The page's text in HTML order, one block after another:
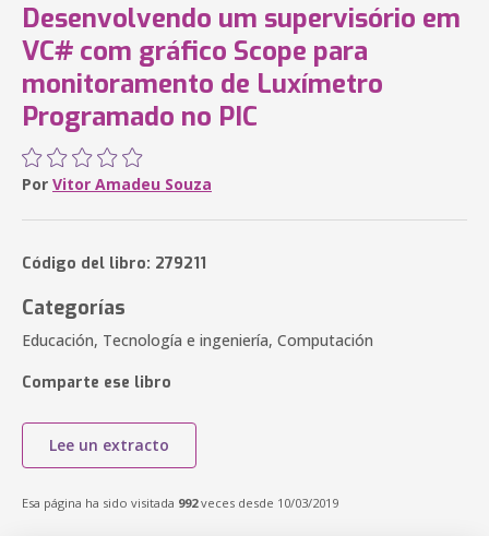
Desenvolvendo um supervisório em
VC# com gráfico Scope para
monitoramento de Luxímetro
Programado no PIC
Por Vitor Amadeu Souza
Código del libro: 279211
Categorías
Educación, Tecnología e ingeniería, Computación
Comparte ese libro
Lee un extracto
Esa página ha sido visitada 992veces desde 10/03/2019